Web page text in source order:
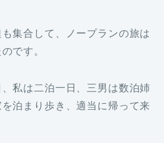
集合して、ノープランの旅は
です。
私は二泊一日、三男は数泊姉
泊まり歩き、適当に帰って来